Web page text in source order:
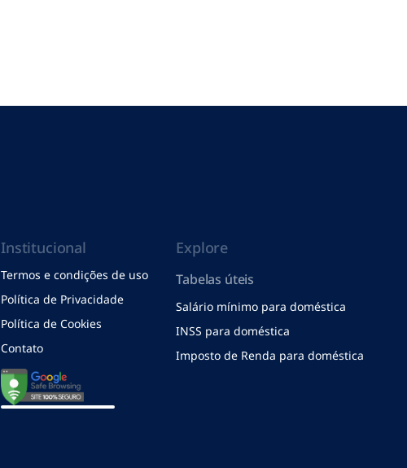
Institucional
Termos e condições de uso
Política de Privacidade
Política de Cookies
Contato
Explore
Tabelas úteis
Salário mínimo para doméstica
INSS para doméstica
Imposto de Renda para doméstica